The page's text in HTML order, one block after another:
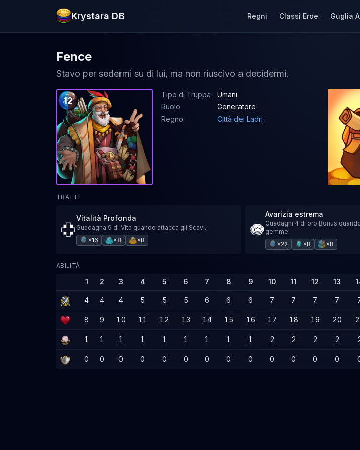
Krystara DB Regni Classi Eroe Guglia
Fence
Stavo per sedermi su di lui, ma non riuscivo a decidermi.
12
Tipo di Truppa
Umani
Ruolo
Generatore
Regno
Città dei Ladri
TRATTI
Vitalità Profonda
Guadagna 9 di Vita quando attacca gli Scavi.
×16
×8 ×8
Avarizia estrema
Guadagni 4 di oro Bonus
gemme.
×22
×8 ×8
ABILITÀ
1 2 3 4 5 6 7 8 9 10 11 12 13
4 4 4 5 5 5 6 6 6 7 7 7 7
8 9 10 11 12 13 14 15 16 17 18 19 20
1 1 1 1 1 1 1 1 1 2 2 2 2
0 0 0 0 0 0 0 0 0 0 0 0 0